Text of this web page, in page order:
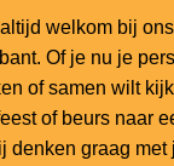
welkom bij
Of je nu je
of samen wilt
of beurs naar
denken graag